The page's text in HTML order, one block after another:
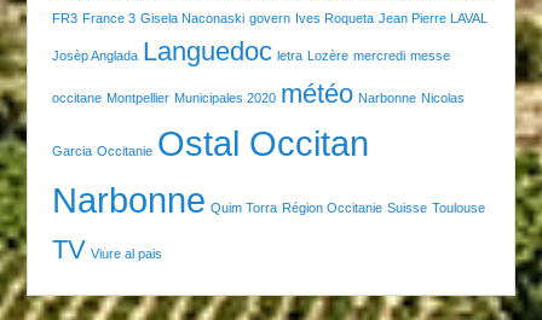
FR3 France 3 Gisela Naconaski govern Ives Roqueta Jean Pierre LAVAL
Josèp Anglada Languedoc letra Lozère mercredi messe
occitane Montpellier Municipales 2020 météo Narbonne Nicolas
Garcia Occitanie Ostal Occitan
Narbonne Quim Torra Région Occitanie Suisse Toulouse
TV Viure al pais